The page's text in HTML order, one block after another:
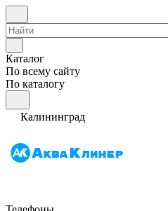
Каталог
По всему сайту
По каталогу
Калининград